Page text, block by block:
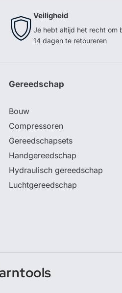
Veiligheid
Je hebt altijd het recht om
14 dagen te retoureren
Gereedschap
Bouw
Compressoren
Gereedschapsets
Handgereedschap
Hydraulisch gereedschap
Luchtgereedschap